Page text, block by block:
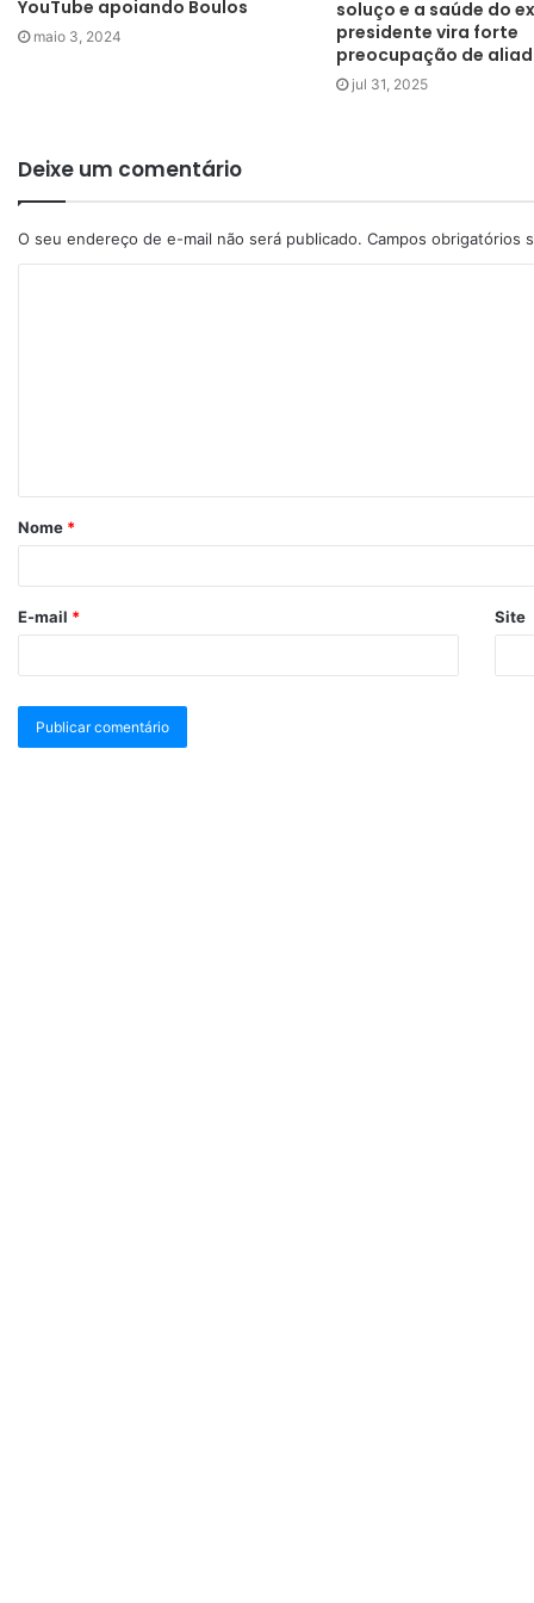
YouTube apoiando Boulos
maio 3, 2024
soluço e a saúde do
presidente vira forte
preocupação de
jul 31, 2025
Deixe um comentário
O seu endereço de e-mail não será publicado. Campos obrigatórios
Nome *
E-mail * Site